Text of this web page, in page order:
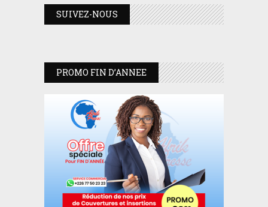
SUIVEZ-NOUS
PROMO FIN D’ANNEE